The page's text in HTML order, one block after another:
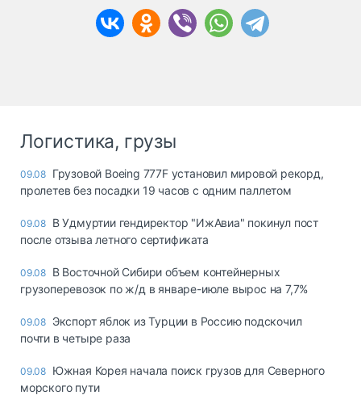
Логистика, грузы
09.08 Грузовой Boeing 777F установил мировой рекорд,
пролетев без посадки 19 часов с одним паллетом
09.08 В Удмуртии гендиректор "ИжАвиа" покинул пост
после отзыва летного сертификата
09.08 В Восточной Сибири объем контейнерных
грузоперевозок по ж/д в январе-июле вырос на 7,7%
09.08 Экспорт яблок из Турции в Россию подскочил
почти в четыре раза
09.08 Южная Корея начала поиск грузов для Северного
морского пути